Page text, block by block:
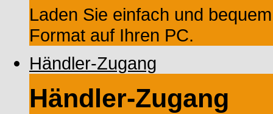
Laden Sie einfach und
Format auf Ihren PC.
Händler-Zugang
Händler-Zugang